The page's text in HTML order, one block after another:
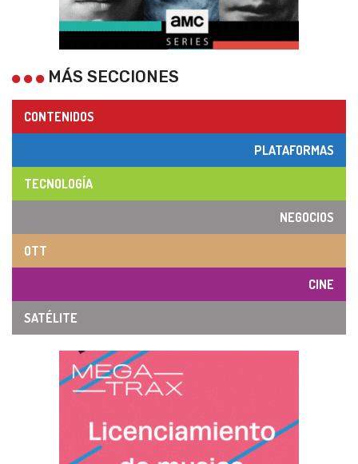
MÁS SECCIONES
CONTENIDOS
PLATAFORMAS
TECNOLOGÍA
NEGOCIOS
OTT
CINE
SATÉLITE